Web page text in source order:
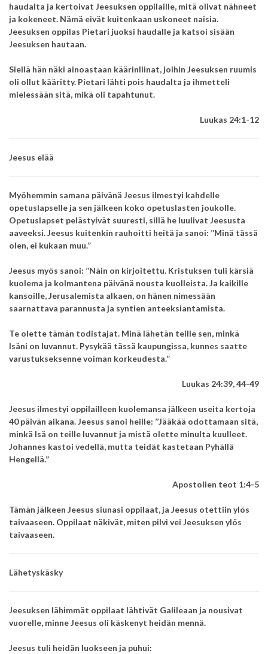
haudalta ja kertoivat Jeesuksen oppilaille, mitä olivat nähneet
ja kokeneet. Nämä eivät kuitenkaan uskoneet naisia.
Jeesuksen oppilas Pietari juoksi haudalle ja katsoi sisään
Jeesuksen hautaan.
Siellä hän näki ainoastaan käärinliinat, joihin Jeesuksen ruumis
oli ollut kääritty. Pietari lähti pois haudalta ja ihmetteli
mielessään sitä, mikä oli tapahtunut.
Luukas 24:1-12
Jeesus elää
Myöhemmin samana päivänä Jeesus ilmestyi kahdelle
opetuslapselle ja sen jälkeen koko opetuslasten joukolle.
Opetuslapset pelästyivät suuresti, sillä he luulivat Jeesusta
aaveeksi.Jeesus kuitenkin rauhoitti heitä ja sanoi: ’’Minä tässä
olen, ei kukaan muu.”
Jeesus myös sanoi: ’’Näin on kirjoitettu. Kristuksen tuli kärsiä
kuolema ja kolmantena päivänä nousta kuolleista.Ja kaikille
kansoille, Jerusalemista alkaen, on hänen nimessään
saarnattava parannusta ja syntien anteeksiantamista.
Te olette tämän todistajat. Minä lähetän teille sen, minkä
Isäni on luvannut. Pysykää tässä kaupungissa, kunnes saatte
varustukseksenne voiman korkeudesta.”
Luukas 24:39, 44-49
Jeesus ilmestyi oppilailleen kuolemansa jälkeen useita kertoja
40 päivän aikana.Jeesus sanoi heille: ’’Jääkää odottamaan sitä,
minkä Isä on teille luvannut ja mistä olette minulta kuulleet.
Johannes kastoi vedellä, mutta teidät kastetaan Pyhällä
Hengellä.”
Apostolien teot 1:4-5
Tämän jälkeen Jeesus siunasi oppilaat, ja Jeesus otettiin ylös
taivaaseen. Oppilaat näkivät, miten pilvi vei Jeesuksen ylös
taivaaseen.
Lähetyskäsky
Jeesuksen lähimmät oppilaat lähtivät Galileaan ja nousivat
vuorelle, minne Jeesus oli käskenyt heidän mennä.
Jeesus tuli heidän luokseen ja puhui: